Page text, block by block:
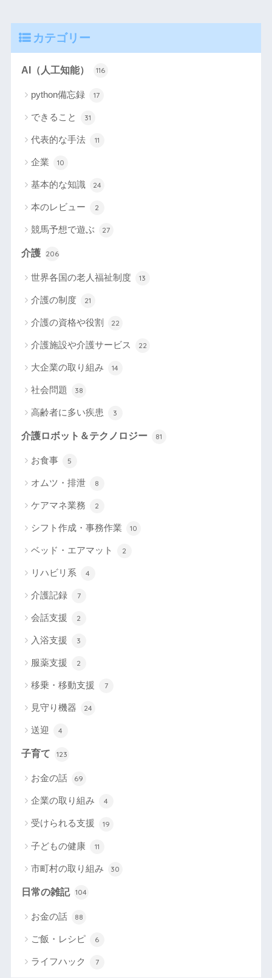
カテゴリー
AI（人工知能） 116
python備忘録 17
できること 31
代表的な手法 11
企業 10
基本的な知識 24
本のレビュー 2
競馬予想で遊ぶ 27
介護 206
世界各国の老人福祉制度 13
介護の制度 21
介護の資格や役割 22
介護施設や介護サービス 22
大企業の取り組み 14
社会問題 38
高齢者に多い疾患 3
介護ロボット＆テクノロジー 81
お食事 5
オムツ・排泄 8
ケアマネ業務 2
シフト作成・事務作業 10
ベッド・エアマット 2
リハビリ系 4
介護記録 7
会話支援 2
入浴支援 3
服薬支援 2
移乗・移動支援 7
見守り機器 24
送迎 4
子育て 123
お金の話 69
企業の取り組み 4
受けられる支援 19
子どもの健康 11
市町村の取り組み 30
日常の雑記 104
お金の話 88
ご飯・レシピ 6
ライフハック 7